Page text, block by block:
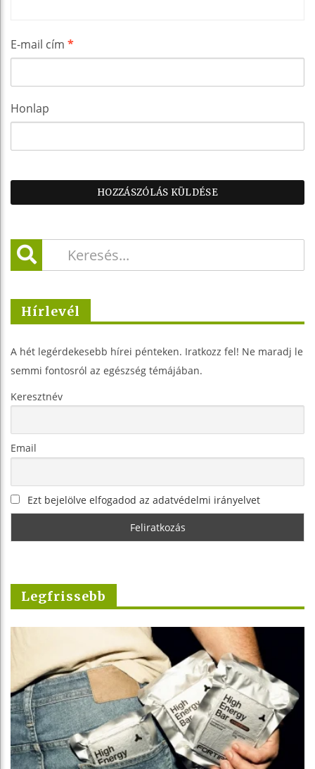
E-mail cím *
Honlap
Hírlevél
A hét legérdekesebb hírei pénteken. Iratkozz fel! Ne maradj le
semmi fontosról az egészség témájában.
Keresztnév
Email
Ezt bejelölve elfogadod az adatvédelmi irányelvet
Legfrissebb